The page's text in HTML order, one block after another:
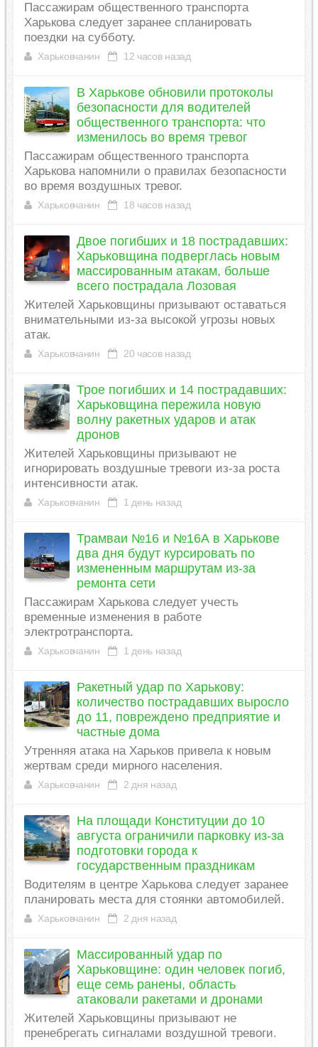
Пассажирам общественного транспорта
Харькова следует заранее спланировать
поездки на субботу.
Харьковчанин 12 часов назад
В Харькове обновили протоколы
безопасности для водителей
общественного транспорта: что
изменилось во время тревог
Пассажирам общественного транспорта
Харькова напомнили о правилах безопасности
во время воздушных тревог.
Харьковчанин 18 часов назад
Двое погибших и 18 пострадавших:
Харьковщина подверглась новым
массированным атакам, больше
всего пострадала Лозовая
Жителей Харьковщины призывают оставаться
внимательными из-за высокой угрозы новых
атак.
Харьковчанин 20 часов назад
Трое погибших и 14 пострадавших:
Харьковщина пережила новую
волну ракетных ударов и атак
дронов
Жителей Харьковщины призывают не
игнорировать воздушные тревоги из-за роста
интенсивности атак.
Харьковчанин 1 день назад
Трамваи №16 и №16А в Харькове
два дня будут курсировать по
измененным маршрутам из-за
ремонта сети
Пассажирам Харькова следует учесть
временные изменения в работе
электротранспорта.
Харьковчанин 1 день назад
Ракетный удар по Харькову:
количество пострадавших выросло
до 11, повреждено предприятие и
частные дома
Утренняя атака на Харьков привела к новым
жертвам среди мирного населения.
Харьковчанин 2 дня назад
На площади Конституции до 10
августа ограничили парковку из-за
подготовки города к
государственным праздникам
Водителям в центре Харькова следует заранее
планировать места для стоянки автомобилей.
Харьковчанин 2 дня назад
Массированный удар по
Харьковщине: один человек погиб,
еще семь ранены, область
атаковали ракетами и дронами
Жителей Харьковщины призывают не
пренебрегать сигналами воздушной тревоги.